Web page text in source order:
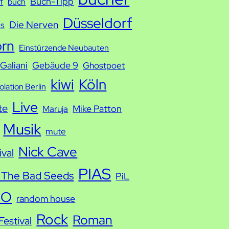
Die Nerven Düsseldorf
Einstürzende Neubauten
Galiani Gebäude 9 Ghostpoet
Berlin kiwi Köln
Live Maruja Mike Patton
Musik mute
Nick Cave
Bad Seeds PIAS PiL
random house
Rock Roman